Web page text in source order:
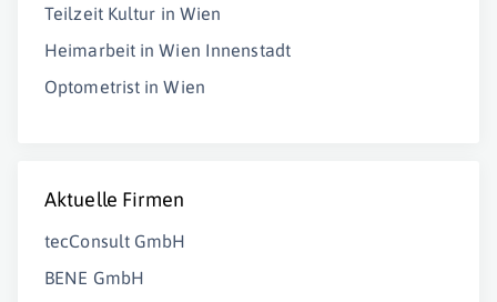
Teilzeit Kultur in Wien
Heimarbeit in Wien Innenstadt
Optometrist in Wien
Aktuelle Firmen
tecConsult GmbH
BENE GmbH